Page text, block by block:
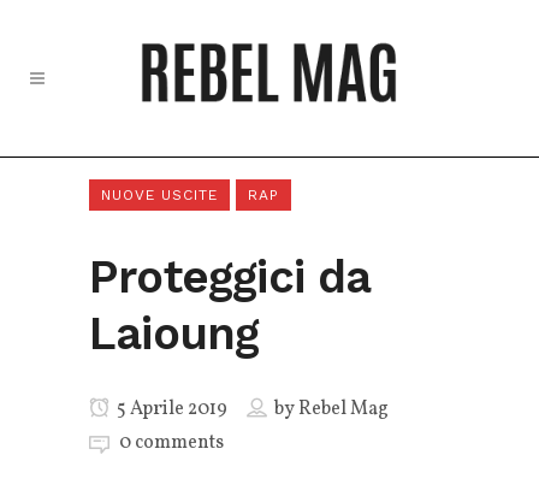
NUOVE USCITE RAP
Proteggici da
Laioung
5 Aprile 2019 byRebel Mag
0 comments